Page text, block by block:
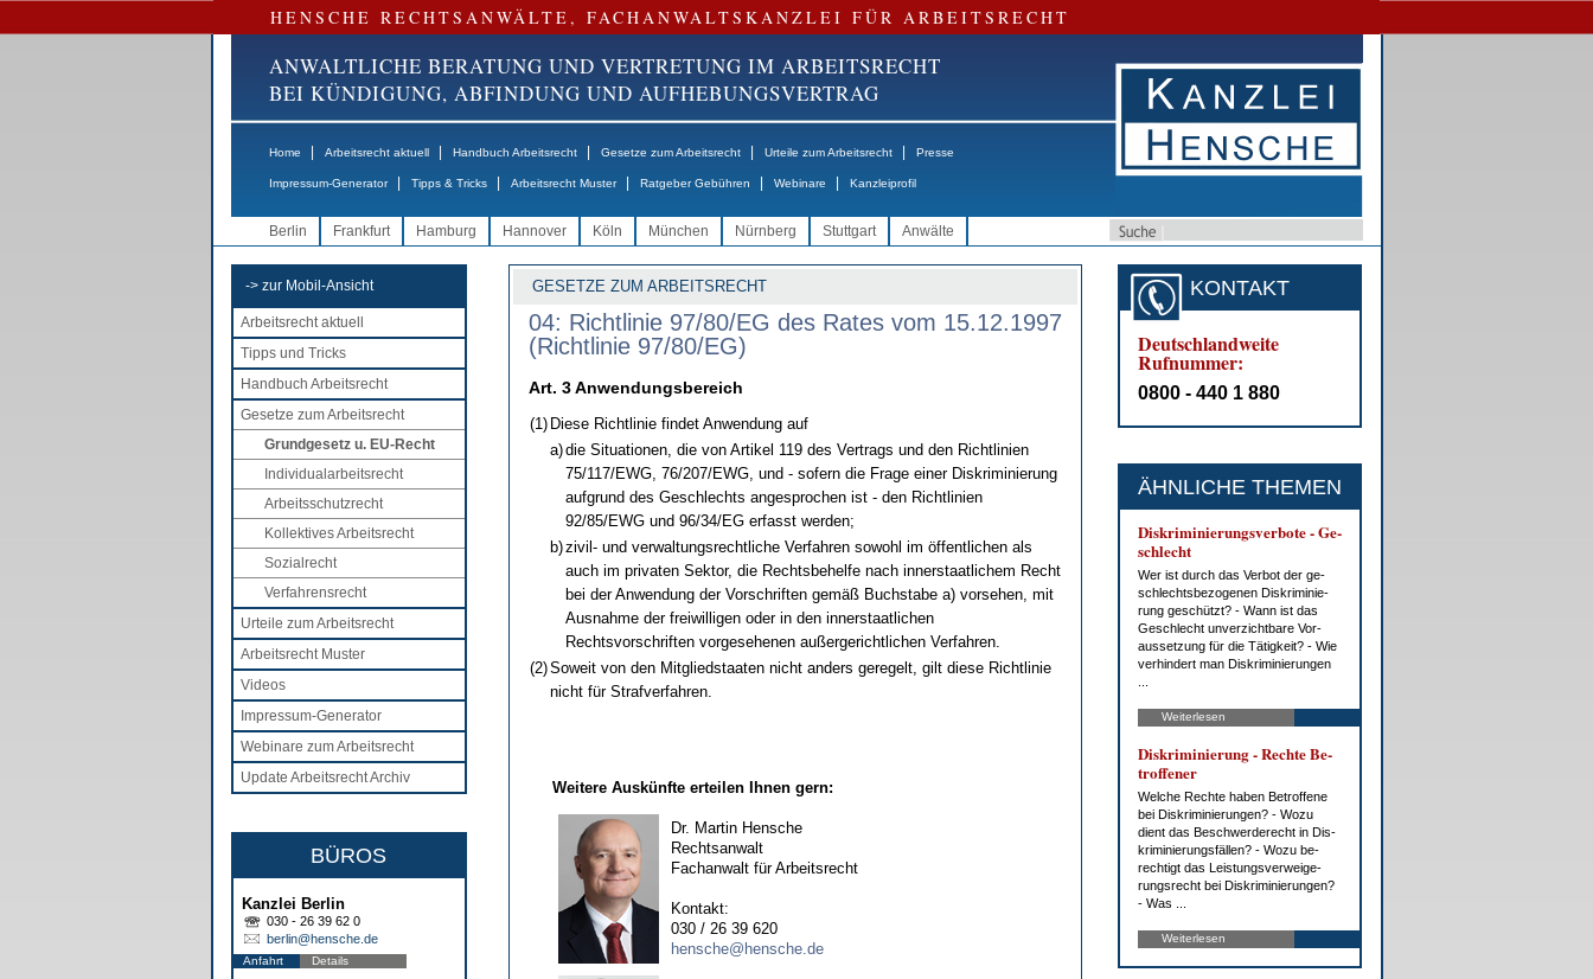
HENSCHE RECHTSANWÄLTE, FACHANWALTSKANZLEI FÜR ARBEITSRECHT
ANWALTLICHE BERATUNG UND VERTRETUNG IM ARBEITSRECHT
BEI KÜNDIGUNG, ABFINDUNG UND AUFHEBUNGSVERTRAG
Home Arbeitsrecht aktuell Handbuch Arbeitsrecht Gesetze zum Arbeitsrecht Urteile zum Arbeitsrecht Presse
Impressum-Generator Tipps & Tricks Arbeitsrecht Muster Ratgeber Gebühren Webinare Kanzleiprofil
Berlin Frankfurt Hamburg Hannover Köln München Nürnberg Stuttgart Anwälte
-> zur Mobil-Ansicht
Arbeitsrecht aktuell
Tipps und Tricks
Handbuch Arbeitsrecht
Gesetze zum Arbeitsrecht
Grundgesetz u. EU-Recht
Individualarbeitsrecht
Arbeitsschutzrecht
Kollektives Arbeitsrecht
Sozialrecht
Verfahrensrecht
Urteile zum Arbeitsrecht
Arbeitsrecht Muster
Videos
Impressum-Generator
Webinare zum Arbeitsrecht
Update Arbeitsrecht Archiv
BÜROS
Kanzlei Berlin
030 - 26 39 62 0
berlin@hensche.de
Anfahrt Details
GESETZE ZUM ARBEITSRECHT
04: Richtlinie 97/80/EG des Rates vom 15.12.1997
(Richtlinie 97/80/EG)
Art. 3 Anwendungsbereich
(1) Diese Richtlinie findet Anwendung auf
a)die Situationen, die von Artikel 119 des Vertrags und den Richtlinien
75/117/EWG, 76/207/EWG, und - sofern die Frage einer Diskriminierung
aufgrund des Geschlechts angesprochen ist - den Richtlinien
92/85/EWG und 96/34/EG erfasst werden;
b)zivil- und verwaltungsrechtliche Verfahren sowohl im öffentlichen als
auch im privaten Sektor, die Rechtsbehelfe nach innerstaatlichem Recht
bei der Anwendung der Vorschriften gemäß Buchstabe a) vorsehen, mit
Ausnahme der freiwilligen oder in den innerstaatlichen
Rechtsvorschriften vorgesehenen außergerichtlichen Verfahren.
(2)Soweit von den Mitgliedstaaten nicht anders geregelt, gilt diese Richtlinie
nicht für Strafverfahren.
Weitere Auskünfte erteilen Ihnen gern:
Dr. Martin Hensche
Rechtsanwalt
Fachanwalt für Arbeitsrecht
Kontakt:
030 / 26 39 620
hensche@hensche.de
KONTAKT
Deutschlandweite
Rufnummer:
0800 - 440 1 880
ÄHNLICHE THEMEN
Dis­kri­mi­nie­rungs­ver­bo­te - Ge­
schlecht
Wer ist durch das Ver­bot der ge­
schlechts­be­zo­ge­nen Dis­kri­mi­nie­
rung ge­schützt? - Wann ist das
Ge­schlecht un­ver­zicht­ba­re Vor­
aus­set­zung für die Tä­tig­keit? - Wie
ver­hin­dert man Dis­kri­mi­nie­run­gen
Weiterlesen
Dis­kri­mi­nie­rung - Rech­te Be­
trof­fe­ner
Wel­che Rech­te ha­ben Be­trof­fe­ne
bei Dis­kri­mi­nie­run­gen? - Wo­zu
dient das Be­schwer­de­recht in Dis­
kri­mi­nie­rungs­fäl­len? - Wo­zu be­
rech­tigt das Leis­tungs­ver­wei­ge­
rungs­recht bei Dis­kri­mi­nie­run­gen?
- Was ...
Weiterlesen